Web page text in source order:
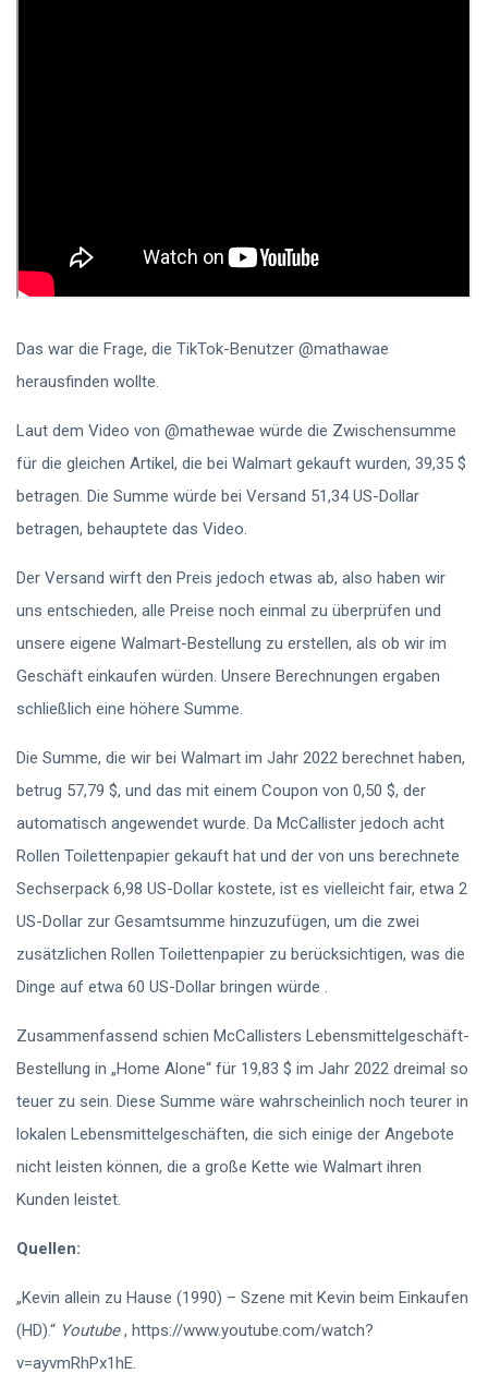
Das war die Frage, die TikTok-Benutzer @mathawae
herausfinden wollte.
Laut dem Video von @mathewae würde die Zwischensumme
für die gleichen Artikel, die bei Walmart gekauft wurden, 39,35 $
betragen. Die Summe würde bei Versand 51,34 US-Dollar
betragen, behauptete das Video.
Der Versand wirft den Preis jedoch etwas ab, also haben wir
uns entschieden, alle Preise noch einmal zu überprüfen und
unsere eigene Walmart-Bestellung zu erstellen, als ob wir im
Geschäft einkaufen würden. Unsere Berechnungen ergaben
schließlich eine höhere Summe.
Die Summe, die wir bei Walmart im Jahr 2022 berechnet haben,
betrug 57,79 $, und das mit einem Coupon von 0,50 $, der
automatisch angewendet wurde. Da McCallister jedoch acht
Rollen Toilettenpapier gekauft hat und der von uns berechnete
Sechserpack 6,98 US-Dollar kostete, ist es vielleicht fair, etwa 2
US-Dollar zur Gesamtsumme hinzuzufügen, um die zwei
zusätzlichen Rollen Toilettenpapier zu berücksichtigen, was die
Dinge auf etwa 60 US-Dollar bringen würde .
Zusammenfassend schien McCallisters Lebensmittelgeschäft-
Bestellung in „Home Alone“ für 19,83 $ im Jahr 2022 dreimal so
teuer zu sein. Diese Summe wäre wahrscheinlich noch teurer in
lokalen Lebensmittelgeschäften, die sich einige der Angebote
nicht leisten können, die a große Kette wie Walmart ihren
Kunden leistet.
Quellen:
„Kevin allein zu Hause (1990) – Szene mit Kevin beim Einkaufen
(HD).“ Youtube, https://www.youtube.com/watch?
v=ayvmRhPx1hE.